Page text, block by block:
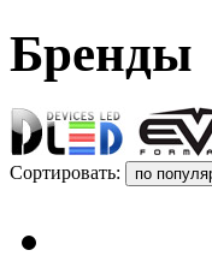
Бренды
Сортировать: